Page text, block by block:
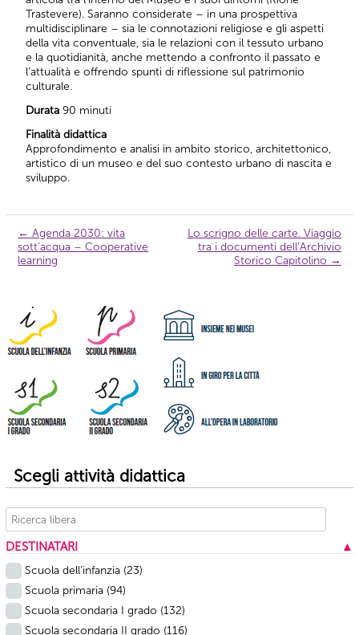
Trastevere). Saranno considerate – in una prospettiva
multidisciplinare – sia le connotazioni religiose e gli aspetti
della vita conventuale, sia le relazioni con il tessuto urbano
e la quotidianità, anche mettendo a confronto il passato e
l’attualità e offrendo spunti di riflessione sul patrimonio
culturale.
Durata 90 minuti
Finalità didattica
Approfondimento e analisi in ambito storico, architettonico,
artistico di un museo e del suo contesto urbano di nascita e
sviluppo.
Navigazione
articolo
← Agenda 2030: vita
sott’acqua – Cooperative
learning
Lo scrigno delle carte. Viaggio
tra i documenti dell’Archivio
Storico Capitolino →
Scegli attività didattica
DESTINATARI ▲
Scuola dell’infanzia (23)
Scuola primaria (94)
Scuola secondaria I grado (132)
Scuola secondaria II grado (116)